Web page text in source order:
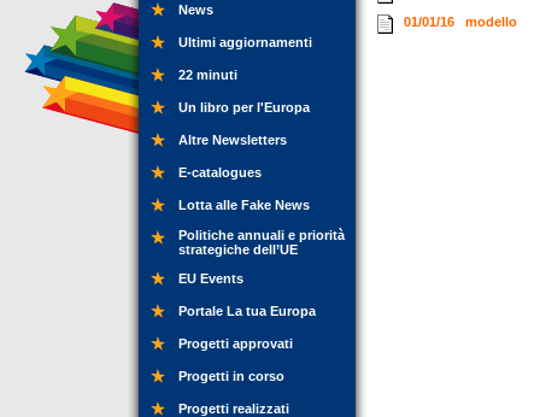
News
Ultimi aggiornamenti
22 minuti
Un libro per l'Europa
Altre Newsletters
E-catalogues
Lotta alle Fake News
Politiche annuali e priorità
strategiche dell’UE
EU Events
Portale La tua Europa
Progetti approvati
Progetti in corso
Progetti realizzati
01/01/16 modello